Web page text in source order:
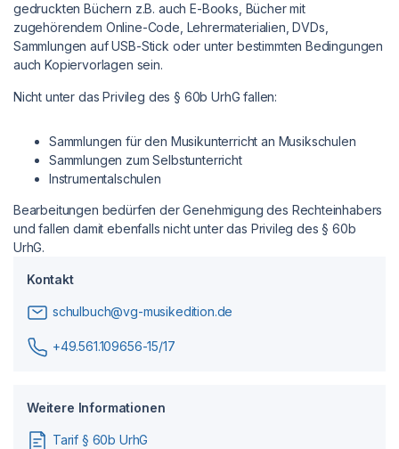
gedruckten Büchern z.B. auch E-Books, Bücher mit
zugehörendem Online-Code, Lehrermaterialien, DVDs,
Sammlungen auf USB-Stick oder unter bestimmten Bedingungen
auch Kopiervorlagen sein.
Nicht unter das Privileg des § 60b UrhG fallen:
Sammlungen für den Musikunterricht an Musikschulen
Sammlungen zum Selbstunterricht
Instrumentalschulen
Bearbeitungen bedürfen der Genehmigung des Rechteinhabers
und fallen damit ebenfalls nicht unter das Privileg des § 60b
UrhG.
Kontakt
schulbuch@vg-musikedition.de
+49.561.109656-15/17
Weitere Informationen
Tarif § 60b UrhG